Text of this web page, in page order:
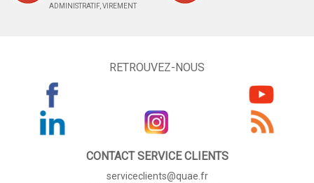
ADMINISTRATIF, VIREMENT
RETROUVEZ-NOUS
CONTACT SERVICE CLIENTS
serviceclients@quae.fr